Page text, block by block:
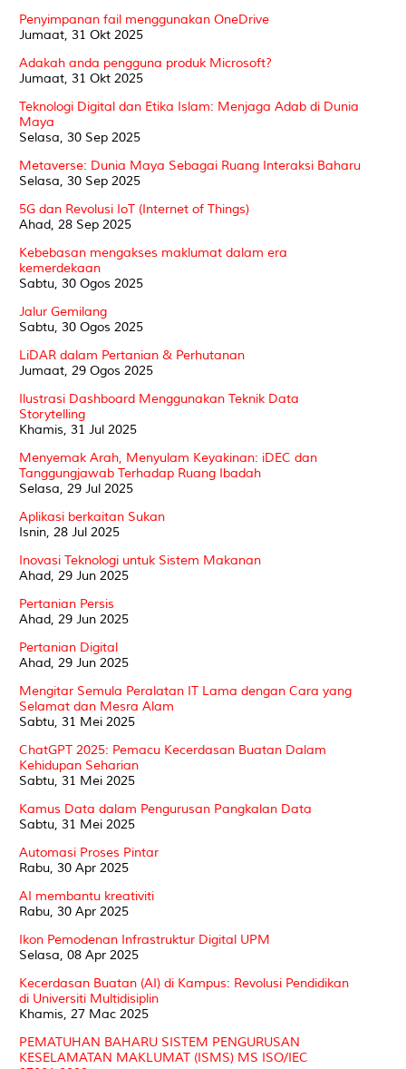
Penyimpanan fail menggunakan OneDrive
Jumaat, 31 Okt 2025
Adakah anda pengguna produk Microsoft?
Jumaat, 31 Okt 2025
Teknologi Digital dan Etika Islam: Menjaga Adab di Dunia
Maya
Selasa, 30 Sep 2025
Metaverse: Dunia Maya Sebagai Ruang Interaksi Baharu
Selasa, 30 Sep 2025
5G dan Revolusi IoT (Internet of Things)
Ahad, 28 Sep 2025
Kebebasan mengakses maklumat dalam era
kemerdekaan
Sabtu, 30 Ogos 2025
Jalur Gemilang
Sabtu, 30 Ogos 2025
LiDAR dalam Pertanian & Perhutanan
Jumaat, 29 Ogos 2025
Ilustrasi Dashboard Menggunakan Teknik Data
Storytelling
Khamis, 31 Jul 2025
Menyemak Arah, Menyulam Keyakinan: iDEC dan
Tanggungjawab Terhadap Ruang Ibadah
Selasa, 29 Jul 2025
Aplikasi berkaitan Sukan
Isnin, 28 Jul 2025
Inovasi Teknologi untuk Sistem Makanan
Ahad, 29 Jun 2025
Pertanian Persis
Ahad, 29 Jun 2025
Pertanian Digital
Ahad, 29 Jun 2025
Mengitar Semula Peralatan IT Lama dengan Cara yang
Selamat dan Mesra Alam
Sabtu, 31 Mei 2025
ChatGPT 2025: Pemacu Kecerdasan Buatan Dalam
Kehidupan Seharian
Sabtu, 31 Mei 2025
Kamus Data dalam Pengurusan Pangkalan Data
Sabtu, 31 Mei 2025
Automasi Proses Pintar
Rabu, 30 Apr 2025
AI membantu kreativiti
Rabu, 30 Apr 2025
Ikon Pemodenan Infrastruktur Digital UPM
Selasa, 08 Apr 2025
Kecerdasan Buatan (AI) di Kampus: Revolusi Pendidikan
di Universiti Multidisiplin
Khamis, 27 Mac 2025
PEMATUHAN BAHARU SISTEM PENGURUSAN
KESELAMATAN MAKLUMAT (ISMS) MS ISO/IEC